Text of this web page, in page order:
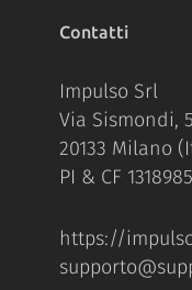
Contatti
Impulso Srl
Via Sismondi, 5
20133 Milano
PI & CF
https://